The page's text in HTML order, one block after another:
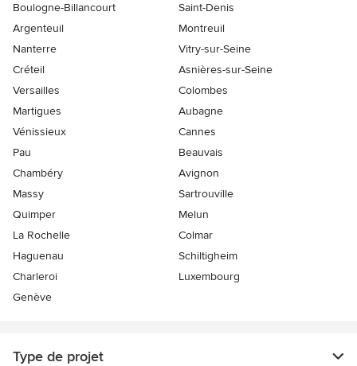
Boulogne-Billancourt
Saint-Denis
Argenteuil
Montreuil
Nanterre
Vitry-sur-Seine
Créteil
Asnières-sur-Seine
Versailles
Colombes
Martigues
Aubagne
Vénissieux
Cannes
Pau
Beauvais
Chambéry
Avignon
Massy
Sartrouville
Quimper
Melun
La Rochelle
Colmar
Haguenau
Schiltigheim
Charleroi
Luxembourg
Genève
Type de projet